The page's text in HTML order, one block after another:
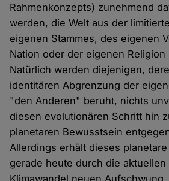
Rahmenkonzepts) zunehmend
werden, die Welt aus der
eigenen Stammes, des eigenen
Nation oder der eigenen
Natürlich werden diejenigen,
identitären Abgrenzung der
"den Anderen" beruht, nichts
diesen evolutionären Schritt hin
planetaren Bewusstsein
Allerdings erhält dieses
gerade heute durch die aktuellen